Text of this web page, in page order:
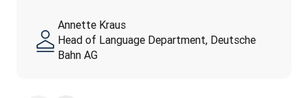
Annette Kraus
Head of Language Department, Deutsche
Bahn AG